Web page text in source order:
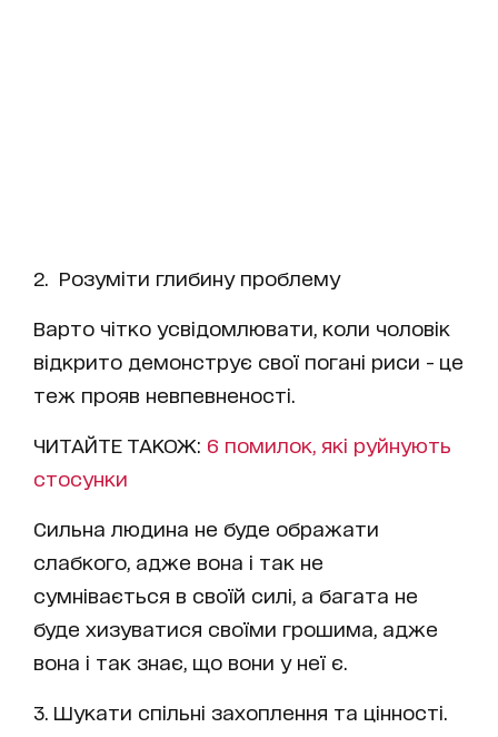
2. Розуміти глибину проблему
Варто чітко усвідомлювати, коли чоловік
відкрито демонструє свої погані риси - це
теж прояв невпевненості.
ЧИТАЙТЕ ТАКОЖ: 6 помилок, які руйнують
стосунки
Сильна людина не буде ображати
слабкого, адже вона і так не
сумнівається в своїй силі, а багата не
буде хизуватися своїми грошима, адже
вона і так знає, що вони у неї є.
3. Шукати спільні захоплення та цінності.